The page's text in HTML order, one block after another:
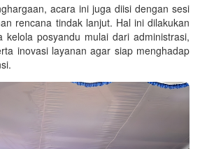
acara ini juga diisi dengan sesi
rencana tindak lanjut. Hal ini dilakukan
kelola posyandu mulai dari administrasi,
inovasi layanan agar siap menghadap